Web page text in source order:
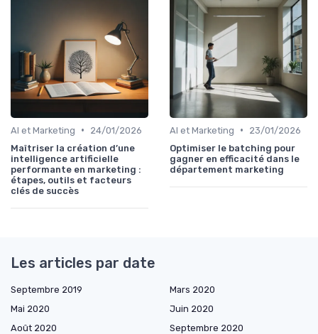
AI et Marketing •
24/01/2026
Maîtriser la création d’une
intelligence artificielle
performante en marketing :
étapes, outils et facteurs
clés de succès
AI et Marketing •
23/01/2026
Optimiser le batching pour
gagner en efficacité dans le
département marketing
Les articles par date
Septembre 2019
Mars 2020
Mai 2020
Juin 2020
Août 2020
Septembre 2020